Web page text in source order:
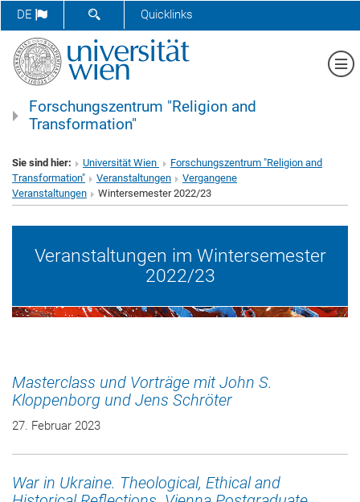
DE SUCHFORMULAR ÖFFNEN
Quicklinks
Forschungszentrum "Religion and
Transformation"
Sie sind hier: Universität Wien
Forschungszentrum "Religion and
Transformation"
Veranstaltungen
Vergangene
Veranstaltungen
Wintersemester 2022/23
Veranstaltungen im Wintersemester
2022/23
Masterclass und Vorträge mit John S.
Kloppenborg und Jens Schröter
27. Februar 2023
War in Ukraine. Theological, Ethical and